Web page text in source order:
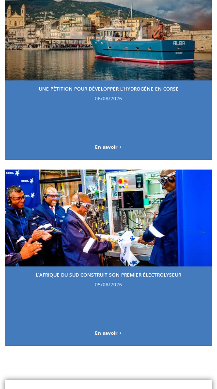
UNE PÉTITION POUR DÉVELOPPER L’HYDROGÈNE EN CORSE
06/08/2026
En savoir +
L’AFRIQUE DU SUD CONSTRUIT SON PREMIER ÉLECTROLYSEUR
05/08/2026
En savoir +